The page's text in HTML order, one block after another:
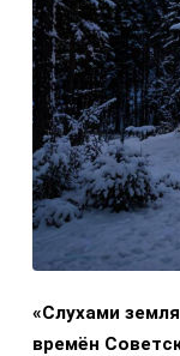
«Слухами
времён